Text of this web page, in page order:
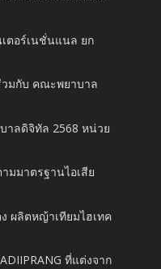
ตอร์เนชั่นแนล ยก
วมกับ คณะพยาบาล
าลดิจิทัล 2568 หน่วย
มาตรฐานไอเสีย
ผลิตหญ้าเทียมไฮเทค
ที่แต่งจาก